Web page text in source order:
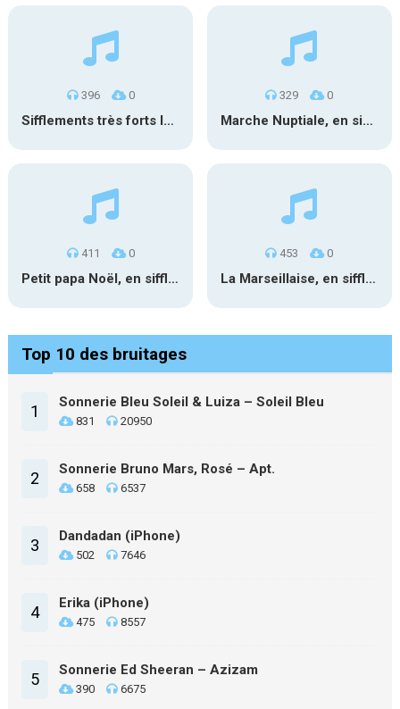
396 0
Sifflements très forts longs
329 0
Marche Nuptiale, en sifflant 1
411 0
Petit papa Noël, en sifflant
453 0
La Marseillaise, en sifflant
Top 10 des bruitages
1 Sonnerie Bleu Soleil & Luiza – Soleil Bleu
831 20950
2 Sonnerie Bruno Mars, Rosé – Apt.
658 6537
3 Dandadan (iPhone)
502 7646
4 Erika (iPhone)
475 8557
5 Sonnerie Ed Sheeran – Azizam
390 6675